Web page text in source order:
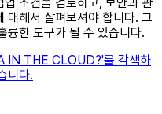
대해서 살펴보셔야 합니다. 그
륭한 도구가 될 수 있습니다.
IN THE CLOUD?'를 각색하
니다.